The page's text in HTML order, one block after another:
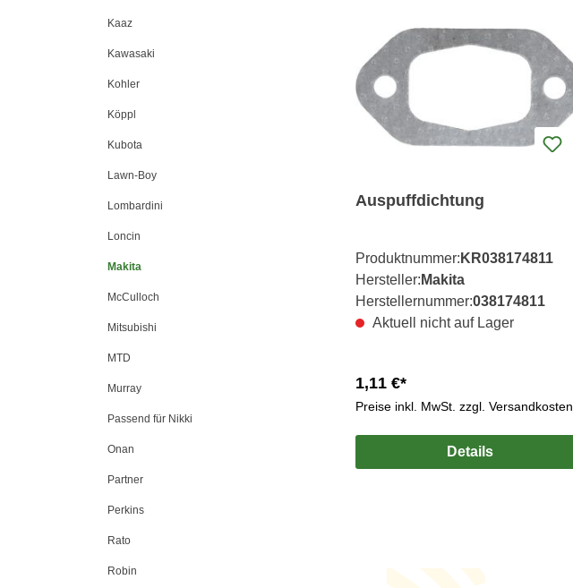
Kaaz
Kawasaki
Kohler
Köppl
Kubota
Lawn-Boy
Lombardini
Loncin
Makita
McCulloch
Mitsubishi
MTD
Murray
Passend für Nikki
Onan
Partner
Perkins
Rato
Robin
Auspuffdichtung
Produktnummer: KR038174811
Hersteller: Makita
Herstellernummer:038174811
Aktuell nicht auf Lager
1,11 €*
Preise inkl. MwSt. zzgl. Versandkosten
Details